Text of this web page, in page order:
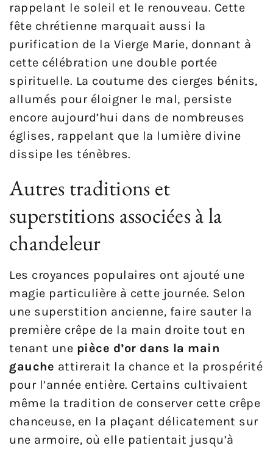
rappelant le soleil et le renouveau. Cette
fête chrétienne marquait aussi la
purification de la Vierge Marie, donnant à
cette célébration une double portée
spirituelle. La coutume des cierges bénits,
allumés pour éloigner le mal, persiste
encore aujourd’hui dans de nombreuses
églises, rappelant que la lumière divine
dissipe les ténèbres.
Autres traditions et
superstitions associées à la
chandeleur
Les croyances populaires ont ajouté une
magie particulière à cette journée. Selon
une superstition ancienne, faire sauter la
première crêpe de la main droite tout en
tenant une pièce d’or dans la main
gauche attirerait la chance et la prospérité
pour l’année entière. Certains cultivaient
même la tradition de conserver cette crêpe
chanceuse, en la plaçant délicatement sur
une armoire, où elle patientait jusqu’à